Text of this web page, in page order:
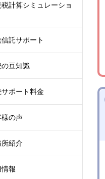
計算シミュレーショ
託サポート
の豆知識
ポート料金
様の声
所紹介
報